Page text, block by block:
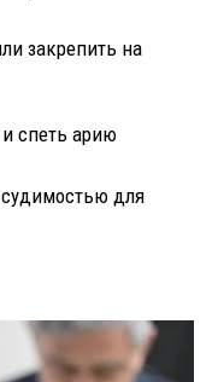
закрепить на
спеть арию
для